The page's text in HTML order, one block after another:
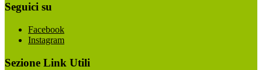
Seguici su
Facebook
Instagram
Sezione Link Utili